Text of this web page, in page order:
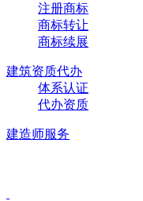
注册商标
商标转让
商标续展
建筑资质代办
体系认证
代办资质
建造师服务